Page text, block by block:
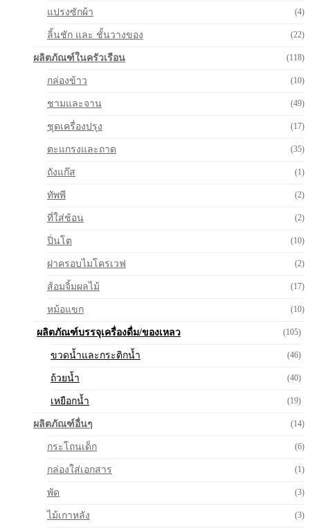
แปรงซักผ้า (4)
ลิ้นชัก และ ชั้นวางของ (22)
ผลิตภัณฑ์ในครัวเรือน (118)
กล่องข้าว (10)
ชามและจาน (49)
ชุดเครื่องปรุง (17)
ตะแกรงและถาด (35)
ถังแก๊ส (1)
ทัพพี (2)
ที่ใส่ช้อน (2)
ปิ่นโต (10)
ฝาครอบไมโครเวฟ (2)
ส้อมจิ้มผลไม้ (17)
หม้อแขก (10)
ผลิตภัณฑ์บรรจุเครื่องดื่ม/ของเหลว (105)
ขวดน้ำและกระติกน้ำ (46)
ถ้วยน้ำ (40)
เหยือกน้ำ (19)
ผลิตภัณฑ์อื่นๆ (14)
กระโถนเด็ก (6)
กล่องใส่เอกสาร (1)
พัด (3)
ไม้เกาหลัง (3)